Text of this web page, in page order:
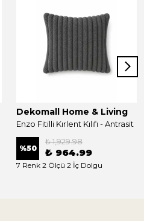
Dekomall Home & Living
Enzo Fitilli Kırlent Kılıfı - Antrasit
%50
₺ 1,929.98
₺ 964.99
7 Renk 2 Ölçü 2 İç Dolgu